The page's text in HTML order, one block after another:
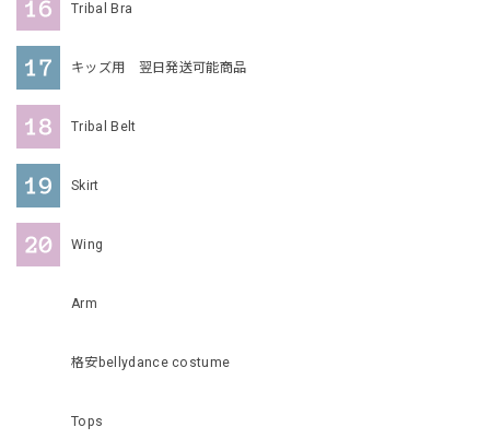
Tribal Bra
キッズ用 翌日発送可能商品
Tribal Belt
Skirt
Wing
Arm
格安bellydance costume
Tops